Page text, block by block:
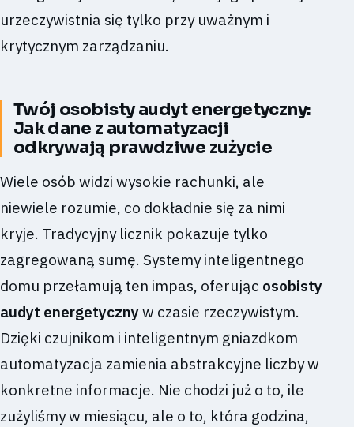
urzeczywistnia się tylko przy uważnym i
krytycznym zarządzaniu.
Twój osobisty audyt energetyczny:
Jak dane z automatyzacji
odkrywają prawdziwe zużycie
Wiele osób widzi wysokie rachunki, ale
niewiele rozumie, co dokładnie się za nimi
kryje. Tradycyjny licznik pokazuje tylko
zagregowaną sumę. Systemy inteligentnego
domu przełamują ten impas, oferując osobisty
audyt energetycznyw czasie rzeczywistym.
Dzięki czujnikom i inteligentnym gniazdkom
automatyzacja zamienia abstrakcyjne liczby w
konkretne informacje. Nie chodzi już o to, ile
zużyliśmy w miesiącu, ale o to, która godzina,